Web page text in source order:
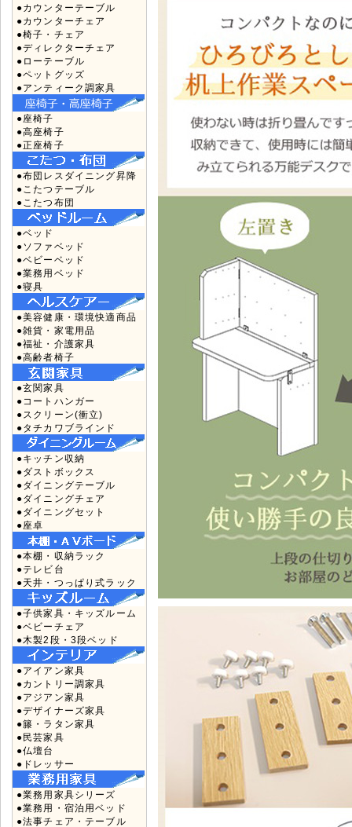
●カウンターテーブル
●カウンターチェア
●椅子・チェア
●ディレクターチェア
●ローテーブル
●ペットグッズ
●アンティーク調家具
●座椅子
●高座椅子
●正座椅子
●布団レスダイニング昇降
●こたつテーブル
●こたつ布団
●ベッド
●ソファベッド
●ベビーベッド
●業務用ベッド
●寝具
●美容健康・環境快適商品
●雑貨・家電用品
●福祉・介護家具
●高齢者椅子
●玄関家具
●コートハンガー
●スクリーン(衝立)
●タチカワブラインド
●キッチン収納
●ダストボックス
●ダイニングテーブル
●ダイニングチェア
●ダイニングセット
●座卓
●本棚・収納ラック
●テレビ台
●天井・つっぱり式ラック
●子供家具・キッズルーム
●ベビーチェア
●木製2段・3段ベッド
●アイアン家具
●カントリー調家具
●アジアン家具
●デザイナーズ家具
●籐・ラタン家具
●民芸家具
●仏壇台
●ドレッサー
●業務用家具シリーズ
●業務用・宿泊用ベッド
●法事チェア・テーブル